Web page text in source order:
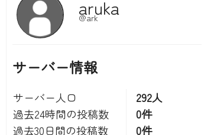
サーバー情報
サーバー人口
292人
過去24時間の投稿数
0件
過去30日間の投稿数
0件